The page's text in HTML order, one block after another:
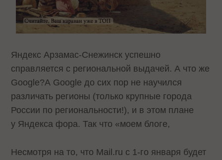
Яндекс Арзамас-Снежинск успешно
справляется с региональной выдачей. А что же
Google?А Google до сих пор не научился
различать регионы (только крупные города
России по региональности!), и в этом плане
у Яндекса фора. Так что «моем блоге,
Несмотря на то, что Mail.ru с 1-го января будет